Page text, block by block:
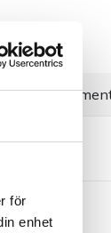
för
enhet
Brett